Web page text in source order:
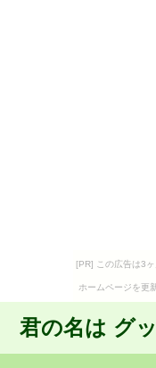
[PR] この広告は3ヶ
ホームページを更
君の名は グ